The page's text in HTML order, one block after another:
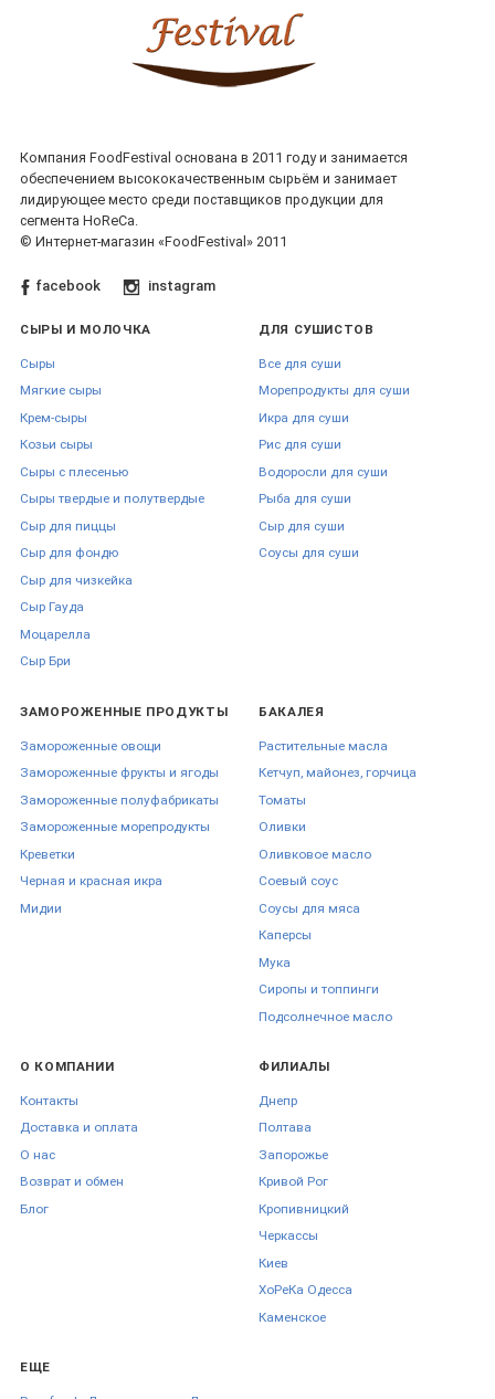
Компания FoodFestival основана в 2011 году и занимается
обеспечением высококачественным сырьём и занимает
лидирующее место среди поставщиков продукции для
сегмента HoReCa.
© Интернет-магазин «FoodFestival» 2011
facebook instagram
СЫРЫ И МОЛОЧКА
Сыры
Мягкие сыры
Крем-сыры
Козьи сыры
Сыры с плесенью
Сыры твердые и полутвердые
Сыр для пиццы
Сыр для фондю
Сыр для чизкейка
Сыр Гауда
Моцарелла
Сыр Бри
ДЛЯ СУШИСТОВ
Все для суши
Морепродукты для суши
Икра для суши
Рис для суши
Водоросли для суши
Рыба для суши
Сыр для суши
Соусы для суши
ЗАМОРОЖЕННЫЕ ПРОДУКТЫ
Замороженные овощи
Замороженные фрукты и ягоды
Замороженные полуфабрикаты
Замороженные морепродукты
Креветки
Черная и красная икра
Мидии
БАКАЛЕЯ
Растительные масла
Кетчуп, майонез, горчица
Томаты
Оливки
Оливковое масло
Соевый соус
Соусы для мяса
Каперсы
Мука
Сиропы и топпинги
Подсолнечное масло
О КОМПАНИИ
Контакты
Доставка и оплата
О нас
Возврат и обмен
Блог
ФИЛИАЛЫ
Днепр
Полтава
Запорожье
Кривой Рог
Кропивницкий
Черкаcсы
Киев
ХоРеКа Одесса
Каменское
ЕЩЕ